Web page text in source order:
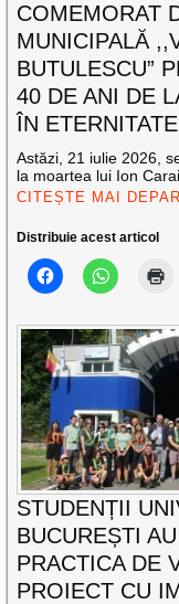
COMEMORAT
MUNICIPALĂ
BUTULESCU”
40 DE ANI DE
ÎN ETERNITATE
Astăzi, 21 iulie 2026,
la moartea lui Ion
CITEȘTE MAI
Distribuie acest articol
STUDENȚII
BUCUREȘTI
PRACTICA DE
PROIECT CU